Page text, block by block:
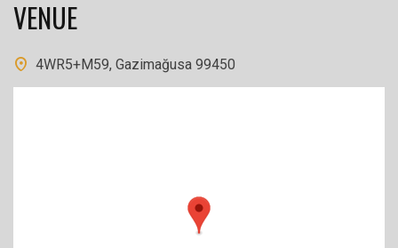
VENUE
4WR5+M59, Gazimağusa 99450